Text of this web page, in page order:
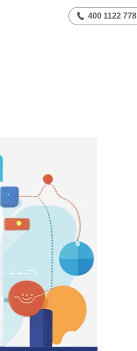
400 1122 778